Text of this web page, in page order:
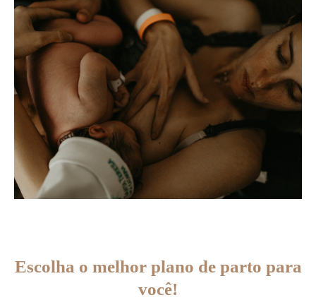
Escolha o melhor plano de parto para
você!